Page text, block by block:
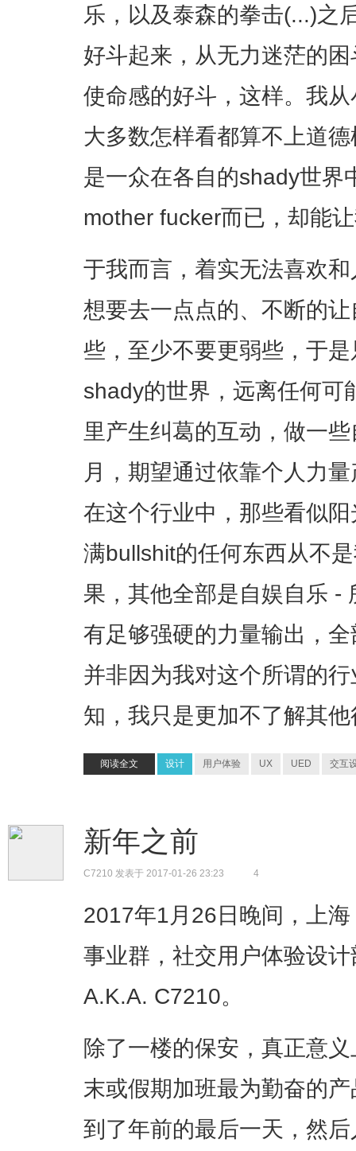
乐，以及泰森的拳击(...)之
好斗起来，从无力迷茫的
使命感的好斗，这样。我
大多数怎样看都算不上道
是一众在各自的shady世界
mother fucker而已，却能
于我而言，着实无法喜欢
想要去一点点的、不断的
些，至少不要更弱些，于
shady的世界，远离任何可
里产生纠葛的互动，做一
月，期望通过依靠个人力
在这个行业中，那些看似
满bullshit的任何东西从不
果，其他全部是自娱自乐 -
有足够强硬的力量输出，
并非因为我对这个所谓的
知，我只是更加不了解其
阅读全文 设计 用户体验 UX UED 交互
新年之前
C7210 发表于 2017-01-26 23:23 4
2017年1月26日晚间，上
事业群，社交用户体验设
A.K.A. C7210。
除了一楼的保安，真正意
末或假期加班最为勤奋的
到了年前的最后一天，然